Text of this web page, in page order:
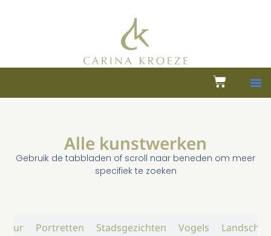
Alle kunstwerken
Gebruik de tabbladen of scroll naar beneden om meer
specifiek te zoeken
Portretten Stadsgezichten Vogels Landschap